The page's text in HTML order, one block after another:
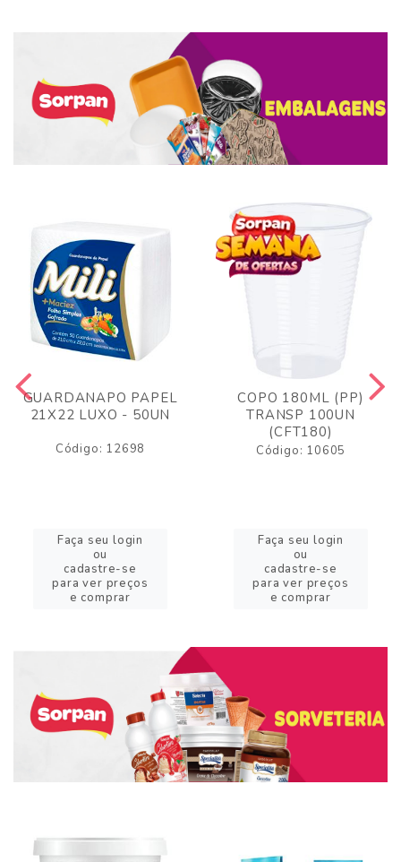
GUARDANAPO PAPEL
21X22 LUXO - 50UN
Código: 12698
Faça seu login
ou
cadastre-se
para ver preços
e comprar
COPO 180ML (PP)
TRANSP 100UN
(CFT180)
Código: 10605
Faça seu login
ou
cadastre-se
para ver preços
e comprar